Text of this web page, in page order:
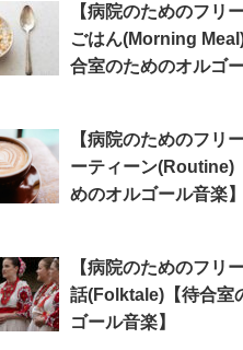
【病院のためのフリ
ごはん(Morning
合室のためのオルゴー
【病院のためのフリ
ーティーン(Routine)
めのオルゴール音楽】
【病院のためのフリ
話(Folktale)【待合室
ゴール音楽】